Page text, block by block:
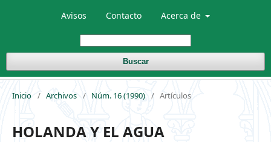
Avisos Contacto Acerca de
Buscar
Inicio / Archivos / Núm. 16 (1990) / Artículos
HOLANDA Y EL AGUA